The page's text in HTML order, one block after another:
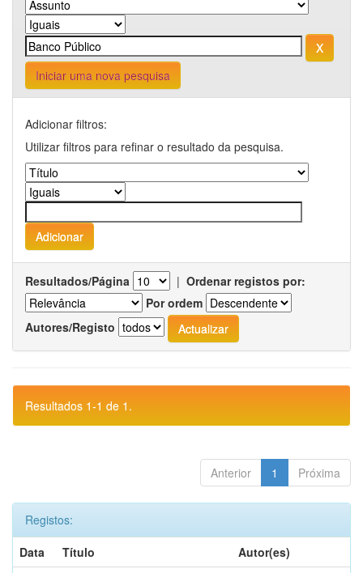
Iniciar uma nova pesquisa
Adicionar filtros:
Utilizar filtros para refinar o resultado da pesquisa.
Resultados/Página | Ordenar registos por:
Por ordem
Autores/Registo
Resultados 1-1 de 1.
Anterior 1 Próxima
Registos:
Data
Título
Autor(es)